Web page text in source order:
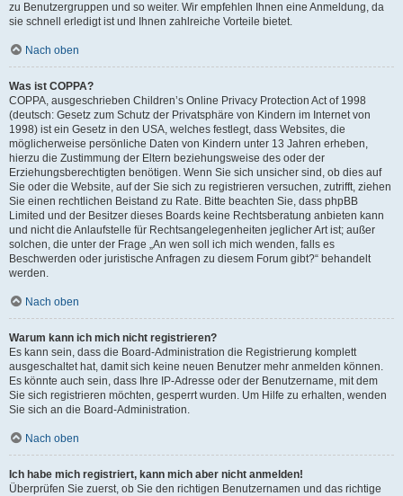
zu Benutzergruppen und so weiter. Wir empfehlen Ihnen eine Anmeldung, da
sie schnell erledigt ist und Ihnen zahlreiche Vorteile bietet.
Nach oben
Was ist COPPA?
COPPA, ausgeschrieben Children’s Online Privacy Protection Act of 1998
(deutsch: Gesetz zum Schutz der Privatsphäre von Kindern im Internet von
1998) ist ein Gesetz in den USA, welches festlegt, dass Websites, die
möglicherweise persönliche Daten von Kindern unter 13 Jahren erheben,
hierzu die Zustimmung der Eltern beziehungsweise des oder der
Erziehungsberechtigten benötigen. Wenn Sie sich unsicher sind, ob dies auf
Sie oder die Website, auf der Sie sich zu registrieren versuchen, zutrifft, ziehen
Sie einen rechtlichen Beistand zu Rate. Bitte beachten Sie, dass phpBB
Limited und der Besitzer dieses Boards keine Rechtsberatung anbieten kann
und nicht die Anlaufstelle für Rechtsangelegenheiten jeglicher Art ist; außer
solchen, die unter der Frage „An wen soll ich mich wenden, falls es
Beschwerden oder juristische Anfragen zu diesem Forum gibt?“ behandelt
werden.
Nach oben
Warum kann ich mich nicht registrieren?
Es kann sein, dass die Board-Administration die Registrierung komplett
ausgeschaltet hat, damit sich keine neuen Benutzer mehr anmelden können.
Es könnte auch sein, dass Ihre IP-Adresse oder der Benutzername, mit dem
Sie sich registrieren möchten, gesperrt wurden. Um Hilfe zu erhalten, wenden
Sie sich an die Board-Administration.
Nach oben
Ich habe mich registriert, kann mich aber nicht anmelden!
Überprüfen Sie zuerst, ob Sie den richtigen Benutzernamen und das richtige